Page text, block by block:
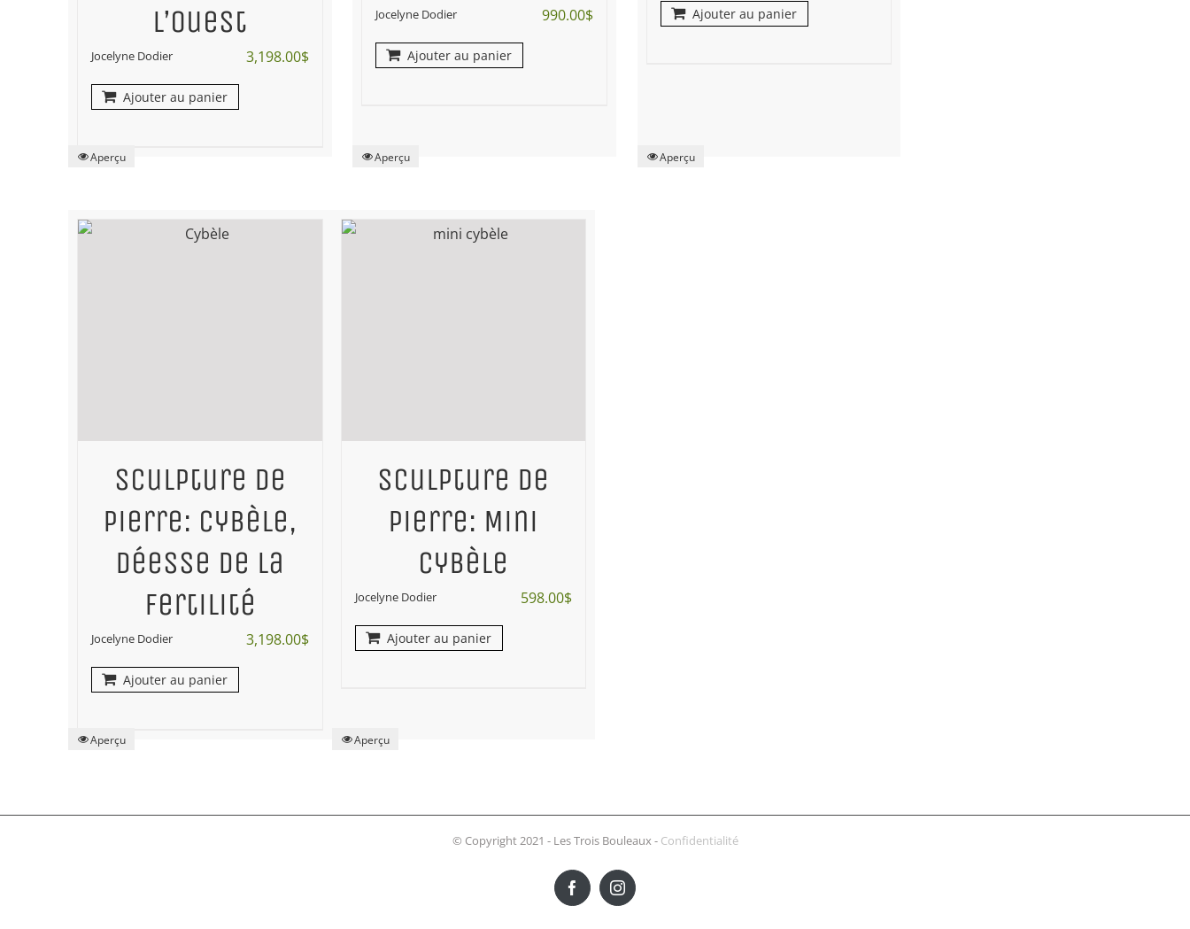
l’ouest
Jocelyne Dodier 3,198.00$
Ajouter au panier
Aperçu
Jocelyne Dodier 990.00$
Ajouter au panier
Aperçu
Ajouter au panier
Aperçu
Sculpture de
pierre: Cybèle,
déesse de la
fertilité
Jocelyne Dodier 3,198.00$
Ajouter au panier
Aperçu
Sculpture de
pierre: Mini
Cybèle
Jocelyne Dodier 598.00$
Ajouter au panier
Aperçu
© Copyright 2021 - Les Trois Bouleaux - Confidentialité
FacebookInstagram